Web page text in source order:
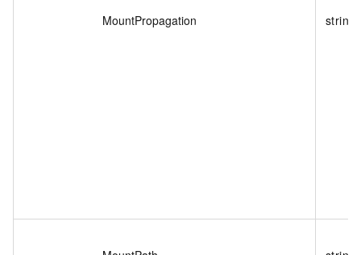
MountPropagation string